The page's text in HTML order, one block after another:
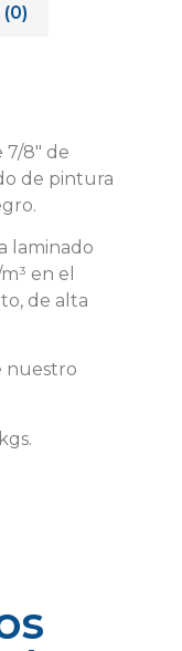
8″ de
de pintura
laminado
en el
de alta
nuestro